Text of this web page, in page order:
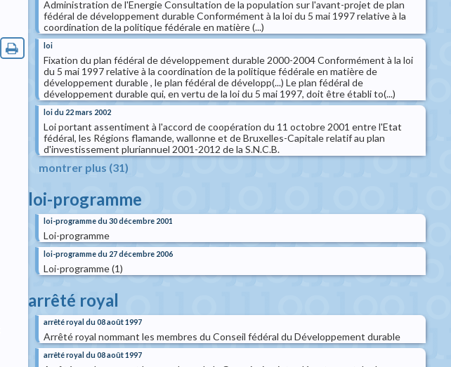
Administration de l'Energie Consultation de la population sur l'avant-projet de plan
fédéral de développement durable Conformément à la loi du 5 mai 1997 relative à la
coordination de la politique fédérale en matière (...)
loi
Fixation du plan fédéral de développement durable 2000-2004 Conformément à la loi
du 5 mai 1997 relative à la coordination de la politique fédérale en matière de
développement durable , le plan fédéral de développ(...) Le plan fédéral de
développement durable qui, en vertu de la loi du 5 mai 1997, doit être établi to(...)
loi du 22 mars 2002
Loi portant assentiment à l'accord de coopération du 11 octobre 2001 entre l'Etat
fédéral, les Régions flamande, wallonne et de Bruxelles-Capitale relatif au plan
d'investissement pluriannuel 2001-2012 de la S.N.C.B.
montrer plus (31)
loi-programme
loi-programme du 30 décembre 2001
Loi-programme
loi-programme du 27 décembre 2006
Loi-programme (1)
arrêté royal
arrêté royal du 08 août 1997
Arrêté royal nommant les membres du Conseil fédéral du Développement durable
arrêté royal du 08 août 1997